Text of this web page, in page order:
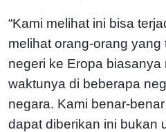
“Kami melihat ini bisa
melihat orang-orang yang
negeri ke Eropa biasanya
waktunya di beberapa
negara. Kami benar-
dapat diberikan ini bukan